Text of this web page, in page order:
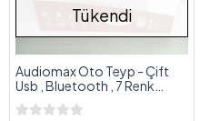
Tükendi
Audiomax Oto Teyp - Çift
Usb , Bluetooth , 7 Renk
Geniş Ekran - Teyip